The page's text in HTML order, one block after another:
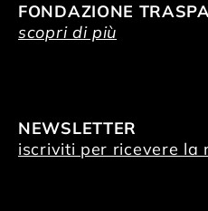
FONDAZIONE
scopri di più
NEWSLETTER
iscriviti per ricevere la